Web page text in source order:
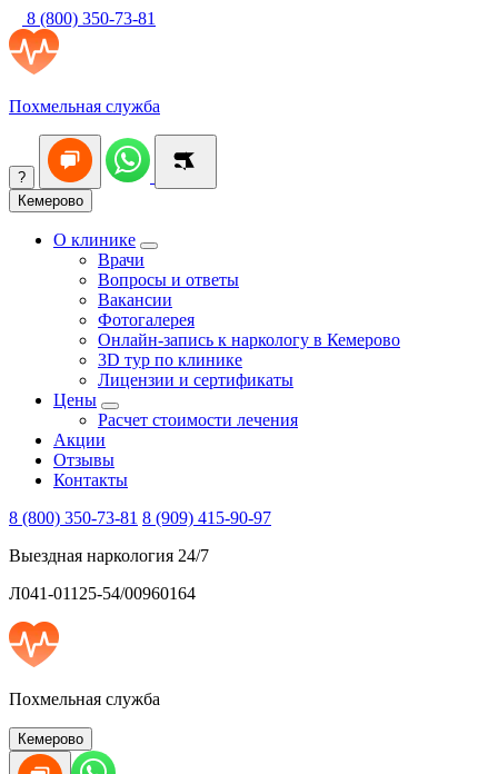
8 (800) 350-73-81
Похмельная служба
?
Кемерово
О клинике
Врачи
Вопросы и ответы
Вакансии
Фотогалерея
Онлайн-запись к наркологу в Кемерово
3D тур по клинике
Лицензии и сертификаты
Цены
Расчет стоимости лечения
Акции
Отзывы
Контакты
8 (800) 350-73-81 8 (909) 415-90-97
Выездная наркология 24/7
Л041-01125-54/00960164
Похмельная служба
Кемерово